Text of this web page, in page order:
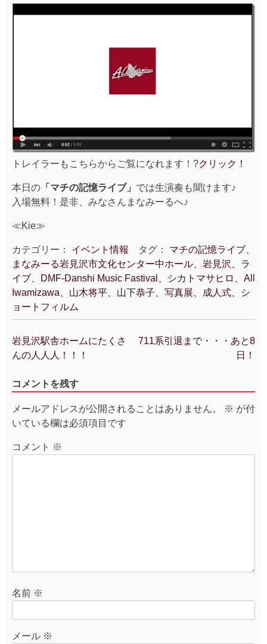
トレイラーもこちらからご覧になれます！?クリック！
本日の 「マチの記憶ライブ」 では生演奏も聞けます♪
入場無料！是非、みなさんまなみーるへ♪
≪Kie≫
カテゴリー： イベント情報 タグ： マチの記憶ライブ、
まなみーる岩見沢市文化センター中ホール、岩見沢、ラ
イブ、DMF-Danshi Music Fastival、シカトマサヒロ、All
Iwamizawa、山木将平、山下恭子、写真展、成人式、シ
ョートフィルム
投
稿
ビ
ー
シ
ョ
ン
岩見沢駅舎ホームにたくさ
んの人人人！！！
711系引退まで・・・あと8
日！
コメントを残す
メールアドレスが公開されることはありません。 ※ が付
いている欄は必須項目です
コメント ※
名前 ※
メール ※